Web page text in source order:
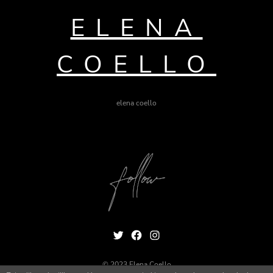
ELENA
COELLO
elena coello
Twitter Facebook Instagram
© 2023 Elena Coello